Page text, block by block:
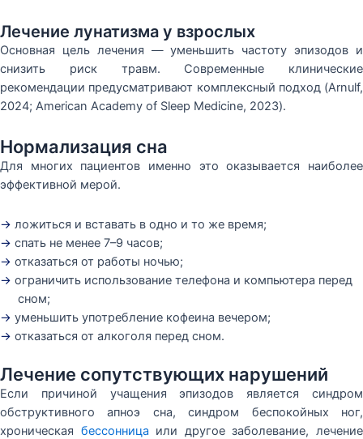
Лечение лунатизма у взрослых
Основная цель лечения — уменьшить частоту эпизодов и
снизить риск травм. Современные клинические
рекомендации предусматривают комплексный подход (Arnulf,
2024; American Academy of Sleep Medicine, 2023).
Нормализация сна
Для многих пациентов именно это оказывается наиболее
эффективной мерой.
→ ложиться и вставать в одно и то же время;
→ спать не менее 7–9 часов;
→ отказаться от работы ночью;
→ ограничить использование телефона и компьютера перед
сном;
→ уменьшить употребление кофеина вечером;
→ отказаться от алкоголя перед сном.
Лечение сопутствующих нарушений
Если причиной учащения эпизодов является синдром
обструктивного апноэ сна, синдром беспокойных ног,
хроническая бессонница или другое заболевание, лечение